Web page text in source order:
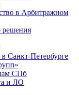
в Арбитражном
решения
Санкт-Петербурге
СПб
и ЛО